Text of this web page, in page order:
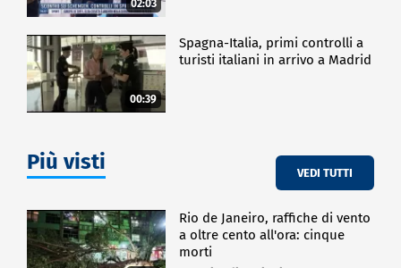
02:03
00:39
Spagna-Italia, primi controlli a
turisti italiani in arrivo a Madrid
Più visti VEDI TUTTI
Rio de Janeiro, raffiche di vento
a oltre cento all'ora: cinque
morti